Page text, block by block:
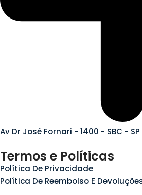
Av Dr José Fornari - 1400 - SBC - SP
Termos e Políticas
Política De Privacidade
Política De Reembolso E